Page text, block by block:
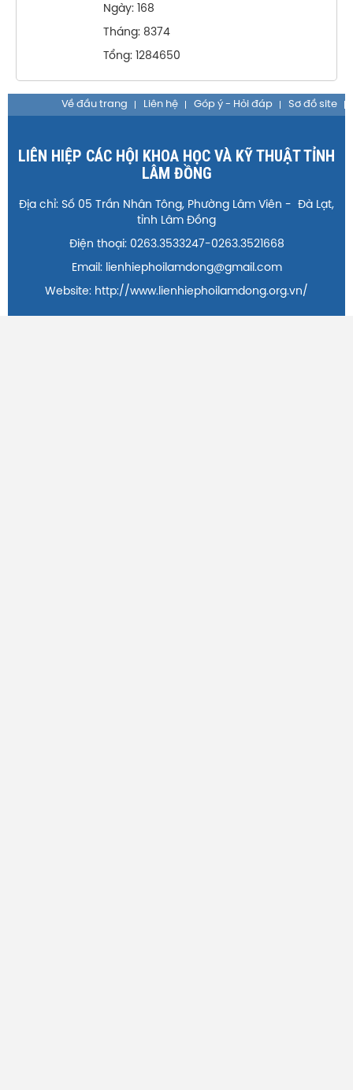
Ngày: 168
Tháng: 8374
Tổng: 1284650
Về đầu trang Liên hệ Góp ý - Hỏi đáp Sơ đồ site
LIÊN HIỆP CÁC HỘI KHOA HỌC VÀ KỸ THUẬT TỈNH
LÂM ĐỒNG
Địa chỉ: Số 05 Trần Nhân Tông, Phường Lâm Viên - Đà Lạt,
tỉnh Lâm Đồng
Điện thoại: 0263.3533247-0263.3521668
Email: lienhiephoilamdong@gmail.com
Website: http://www.lienhiephoilamdong.org.vn/